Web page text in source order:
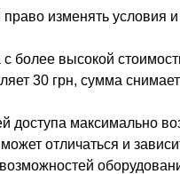
изменять условия
более высокой
30 грн, сумма
доступа максимально
отличаться и